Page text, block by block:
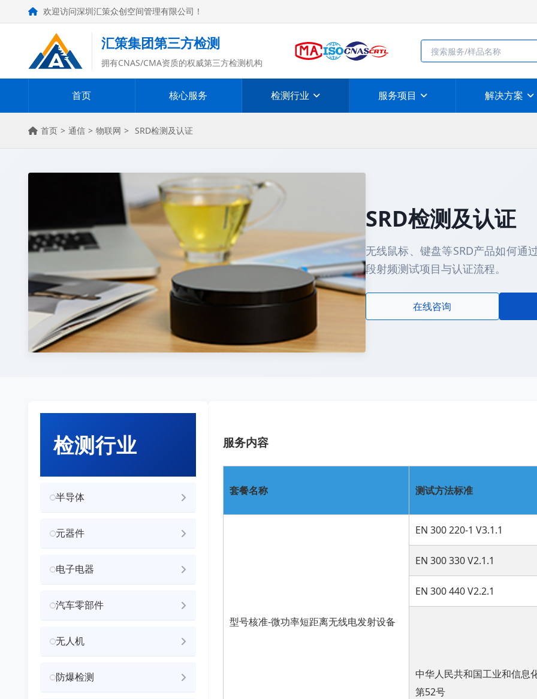
欢迎访问深圳汇策众创空间管理有限公司！
汇策集团第三方检测
拥有CNAS/CMA资质的权威第三方检测机构
首页 核心服务 检测行业 服务项目 解决方案
首页 > 通信 > 物联网 > SRD检测及认证
SRD检测及认证
无线鼠标、键盘等SRD产品如何通
段射频测试项目与认证流程。
在线咨询
服务内容
套餐名称 测试方法标准
型号核准-微功率短距离无线电发射设备
EN 300 220-1 V3.1.1
EN 300 330 V2.1.1
EN 300 440 V2.2.1
中华人民共和国工业和信息
第52号
检测行业
半导体
元器件
电子电器
汽车零部件
无人机
防爆检测